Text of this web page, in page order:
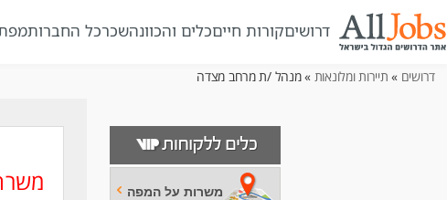
דרושיםקורות חייםכלים והכוונהשכרכל החברות
דרושים » תיירות ומלונאות » מנהל /ת מרחב מצדה
משרות על המפה